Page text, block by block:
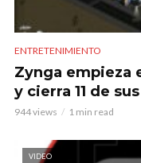
ENTRETENIMIENTO
Zynga empieza
y cierra 11 de
944 views 1 min read
VIDEO